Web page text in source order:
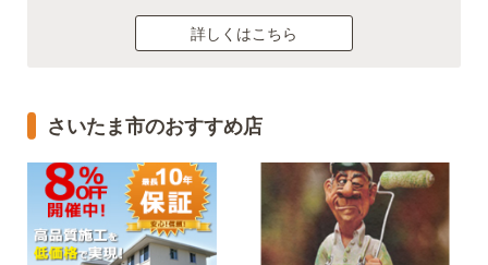
詳しくはこちら
さいたま市のおすすめ店